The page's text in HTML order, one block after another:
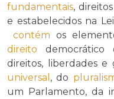
fundamentais,
e estabelecidos na
contém os
direito democrático
direitos, liberdades e
universal , do
um Parlamento, da